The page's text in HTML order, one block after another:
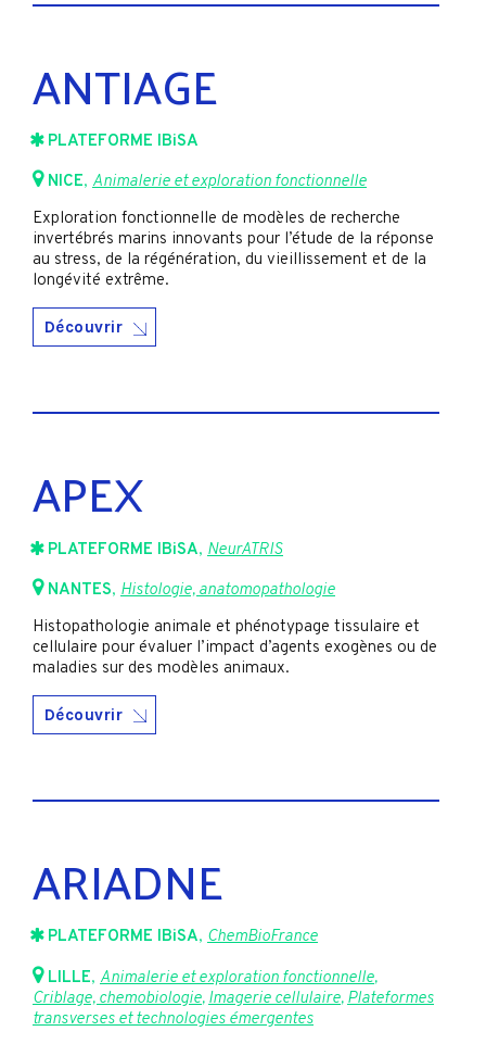
ANTIAGE
PLATEFORME IBiSA
NICE, Animalerie et exploration fonctionnelle
Exploration fonctionnelle de modèles de recherche
invertébrés marins innovants pour l’étude de la réponse
au stress, de la régénération, du vieillissement et de la
longévité extrême.
Découvrir
APEX
PLATEFORME IBiSA, NeurATRIS
NANTES, Histologie, anatomopathologie
Histopathologie animale et phénotypage tissulaire et
cellulaire pour évaluer l’impact d’agents exogènes ou de
maladies sur des modèles animaux.
Découvrir
ARIADNE
PLATEFORME IBiSA, ChemBioFrance
LILLE, Animalerie et exploration fonctionnelle,
Criblage, chemobiologie, Imagerie cellulaire, Plateformes
transverses et technologies émergentes